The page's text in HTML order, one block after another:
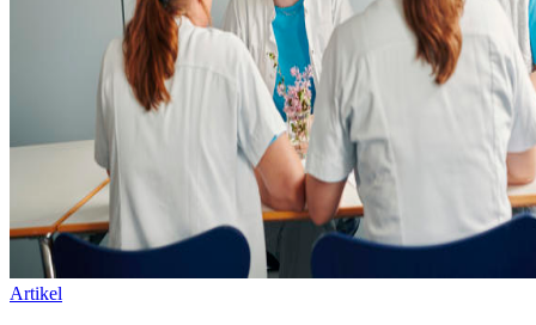
Artikel